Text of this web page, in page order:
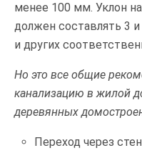
менее 100 мм. Уклон
должен составлять 3
и других
Но это все общие
канализацию в жилой
деревянных
Переход через